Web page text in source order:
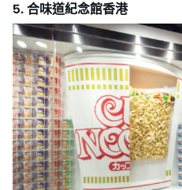
5. 合味道紀念館香港